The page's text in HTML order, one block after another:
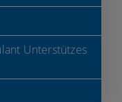
Unterstützes